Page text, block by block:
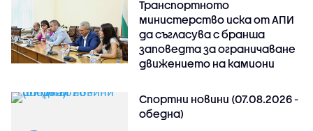
Транспортното
министерство иска от АПИ
да съгласува с бранша
заповедта за ограничаване
движението на камиони
Спортни новини (07.08.2026 -
обедна)